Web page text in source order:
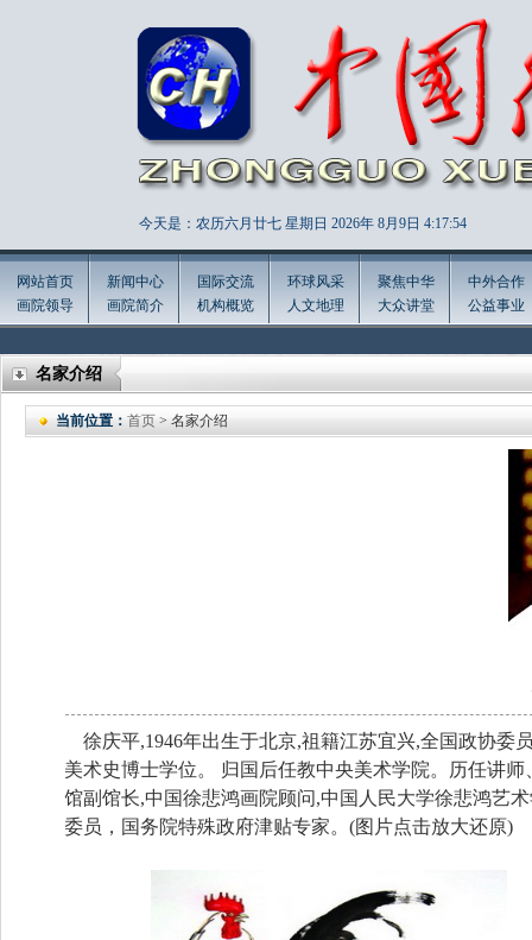
今天是：农历六月廿七 星期日 2026年 8月9日 4:17:55
网站首页
画院领导
新闻中心
画院简介
国际交流
机构概览
环球风采
人文地理
聚焦中华
大众讲堂
中外合作
公益事业
名家介绍
当前位置： 首页 > 名家介绍
徐庆平,1946年出生于北京,祖籍江苏宜兴,全国政协委
美术史博士学位。 归国后任教中央美术学院。历任讲
馆副馆长,中国徐悲鸿画院顾问,中国人民大学徐悲鸿艺
委员，国务院特殊政府津贴专家。(图片点击放大还原)